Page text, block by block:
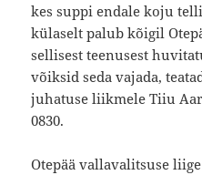
kes suppi endale koju
külaselt palub kõigil
sellisest teenusest
võiksid seda vajada,
juhatuse liikmele Tiiu
0830.
Otepää vallavalitsuse